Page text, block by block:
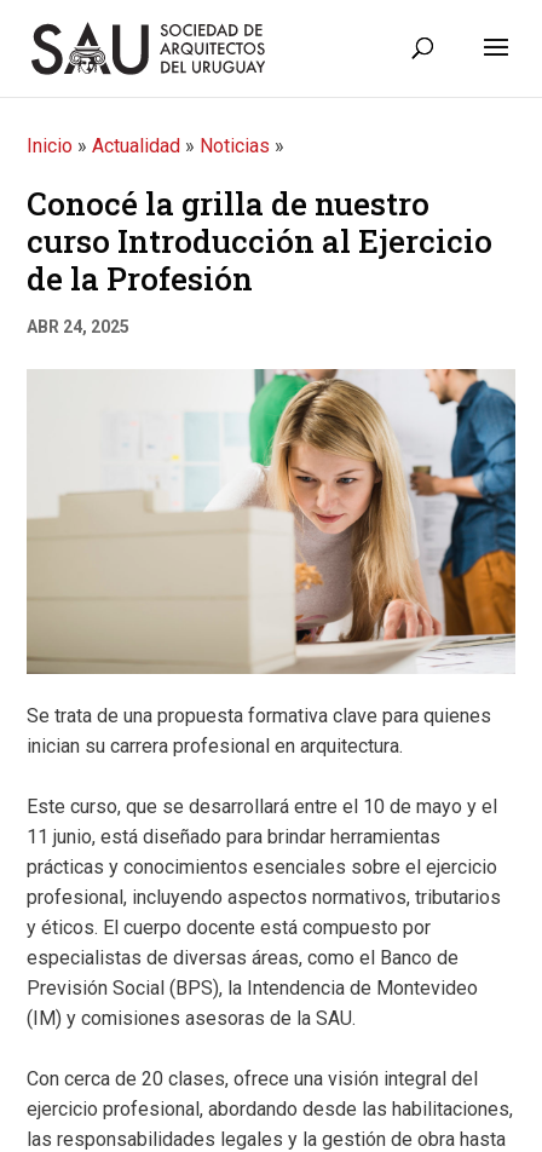
Inicio »Actualidad » Noticias »
Conocé la grilla de nuestro
curso Introducción al Ejercicio
de la Profesión
ABR 24, 2025
Se trata de una propuesta formativa clave para quienes
inician su carrera profesional en arquitectura.
Este curso, que se desarrollará entre el 10 de mayo y el
11 junio, está diseñado para brindar herramientas
prácticas y conocimientos esenciales sobre el ejercicio
profesional, incluyendo aspectos normativos, tributarios
y éticos. El cuerpo docente está compuesto por
especialistas de diversas áreas, como el Banco de
Previsión Social (BPS), la Intendencia de Montevideo
(IM) y comisiones asesoras de la SAU.
Con cerca de 20 clases, ofrece una visión integral del
ejercicio profesional, abordando desde las habilitaciones,
las responsabilidades legales y la gestión de obra hasta